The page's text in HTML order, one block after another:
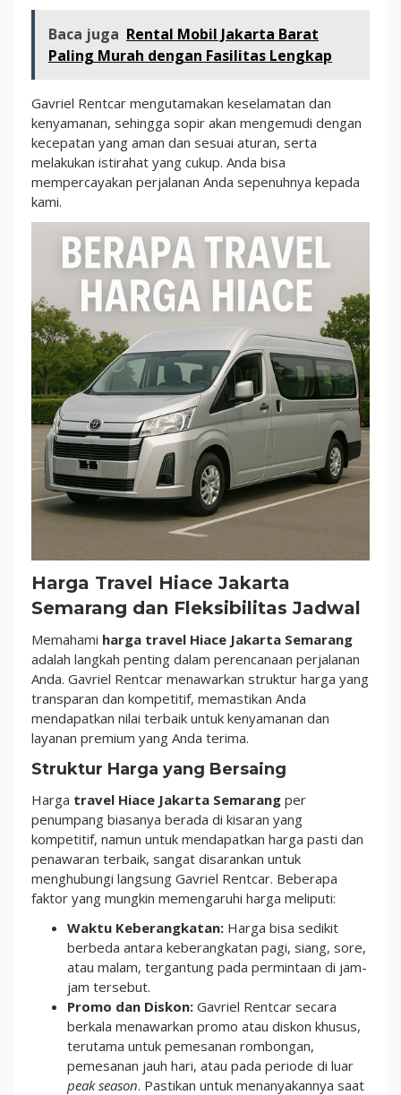
Baca juga Rental Mobil Jakarta Barat
Paling Murah dengan Fasilitas Lengkap
Gavriel Rentcar mengutamakan keselamatan dan
kenyamanan, sehingga sopir akan mengemudi dengan
kecepatan yang aman dan sesuai aturan, serta
melakukan istirahat yang cukup. Anda bisa
mempercayakan perjalanan Anda sepenuhnya kepada
kami.
Harga Travel Hiace Jakarta
Semarang dan Fleksibilitas Jadwal
Memahami harga travel Hiace Jakarta Semarang
adalah langkah penting dalam perencanaan perjalanan
Anda. Gavriel Rentcar menawarkan struktur harga yang
transparan dan kompetitif, memastikan Anda
mendapatkan nilai terbaik untuk kenyamanan dan
layanan premium yang Anda terima.
Struktur Harga yang Bersaing
Harga travel Hiace Jakarta Semarang per
penumpang biasanya berada di kisaran yang
kompetitif, namun untuk mendapatkan harga pasti dan
penawaran terbaik, sangat disarankan untuk
menghubungi langsung Gavriel Rentcar. Beberapa
faktor yang mungkin memengaruhi harga meliputi:
Waktu Keberangkatan: Harga bisa sedikit
berbeda antara keberangkatan pagi, siang, sore,
atau malam, tergantung pada permintaan di jam-
jam tersebut.
Promo dan Diskon: Gavriel Rentcar secara
berkala menawarkan promo atau diskon khusus,
terutama untuk pemesanan rombongan,
pemesanan jauh hari, atau pada periode di luar
peak season. Pastikan untuk menanyakannya saat